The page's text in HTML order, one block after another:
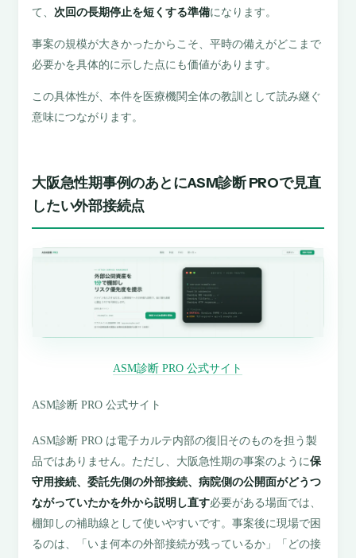
て、次回の長期停止を短くする準備になります。
事案の規模が大きかったからこそ、平時の備えがどこまで
必要かを具体的に示した点にも価値があります。
この具体性が、本件を医療機関全体の教訓として読み継ぐ
意味につながります。
大阪急性期事例のあとにASM診断 PROで見直
したい外部接続点
ASM診断 PRO 公式サイト
ASM診断 PRO 公式サイト
ASM診断 PRO は電子カルテ内部の復旧そのものを担う製
品ではありません。ただし、大阪急性期の事案のように保
守用接続、委託先側の外部接続、病院側の公開面がどうつ
ながっていたかを外から説明し直す必要がある場面では、
棚卸しの補助線として使いやすいです。事案後に現場で困
るのは、「いま何本の外部接続が残っているか」「どの接